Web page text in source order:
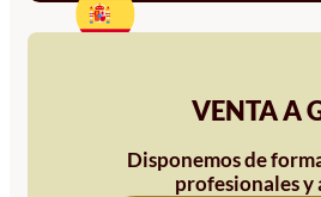
VENTA A
Disponemos de
profesionales